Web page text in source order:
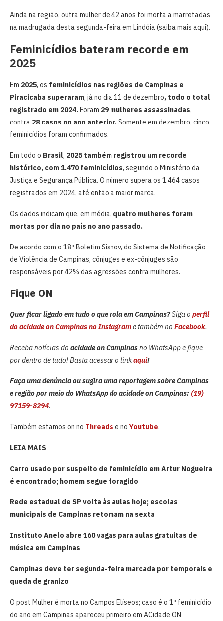
Ainda na região, outra mulher de 42 anos foi morta a marretadas
na madrugada desta segunda-feira em Lindóia (saiba mais aqui).
Feminicídios bateram recorde em
2025
Em 2025, os feminicídios nas regiões de Campinas e
Piracicaba superaram, já no dia 11 de dezembro, todo o total
registrado em 2024.Foram 29 mulheres assassinadas,
contra 28 casos no ano anterior.Somente em dezembro, cinco
feminicídios foram confirmados.
Em todo o Brasil, 2025 também registrou um recorde
histórico, com 1.470 feminicídios, segundo o Ministério da
Justiça e Segurança Pública. O número supera os 1.464 casos
registrados em 2024, até então a maior marca.
Os dados indicam que, em média, quatro mulheres foram
mortas por dia no país no ano passado.
De acordo com o 18º Boletim Sisnov, do Sistema de Notificação
de Violência de Campinas, cônjuges e ex-cônjuges são
responsáveis por 42% das agressões contra mulheres.
Fique ON
Quer ficar ligado em tudo o que rola em Campinas?Siga o perfil
do acidade on Campinas no Instagrame também no Facebook.
Receba notícias do acidade on Campinasno WhatsApp e fique
por dentro de tudo! Basta acessar o linkaqui!
Faça uma denúncia ou sugira uma reportagem sobre Campinas
e região por meio do WhatsApp do acidade on Campinas: (19)
97159-8294.
Também estamos on no Threads e noYoutube.
LEIA MAIS
Carro usado por suspeito de feminicídio em Artur Nogueira
é encontrado; homem segue foragido
Rede estadual de SP volta às aulas hoje; escolas
municipais de Campinas retomam na sexta
Instituto Anelo abre 160 vagas para aulas gratuitas de
música em Campinas
Campinas deve ter segunda-feira marcada por temporais e
queda de granizo
O post Mulher é morta no Campos Elíseos; caso é o 1º feminicídio
do ano em Campinas apareceu primeiro em ACidade ON